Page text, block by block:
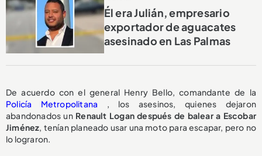
Él era Julián, empresario
exportador de aguacates
asesinado en Las Palmas
De acuerdo con el general Henry Bello, comandante de la
Policía Metropolitana , los asesinos, quienes dejaron
abandonados un Renault Logan después de balear a Escobar
Jiménez, tenían planeado usar una moto para escapar, pero no
lo lograron.